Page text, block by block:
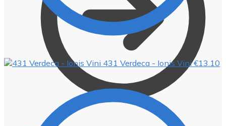
431 Verdeca - Ionis Vini €13.10